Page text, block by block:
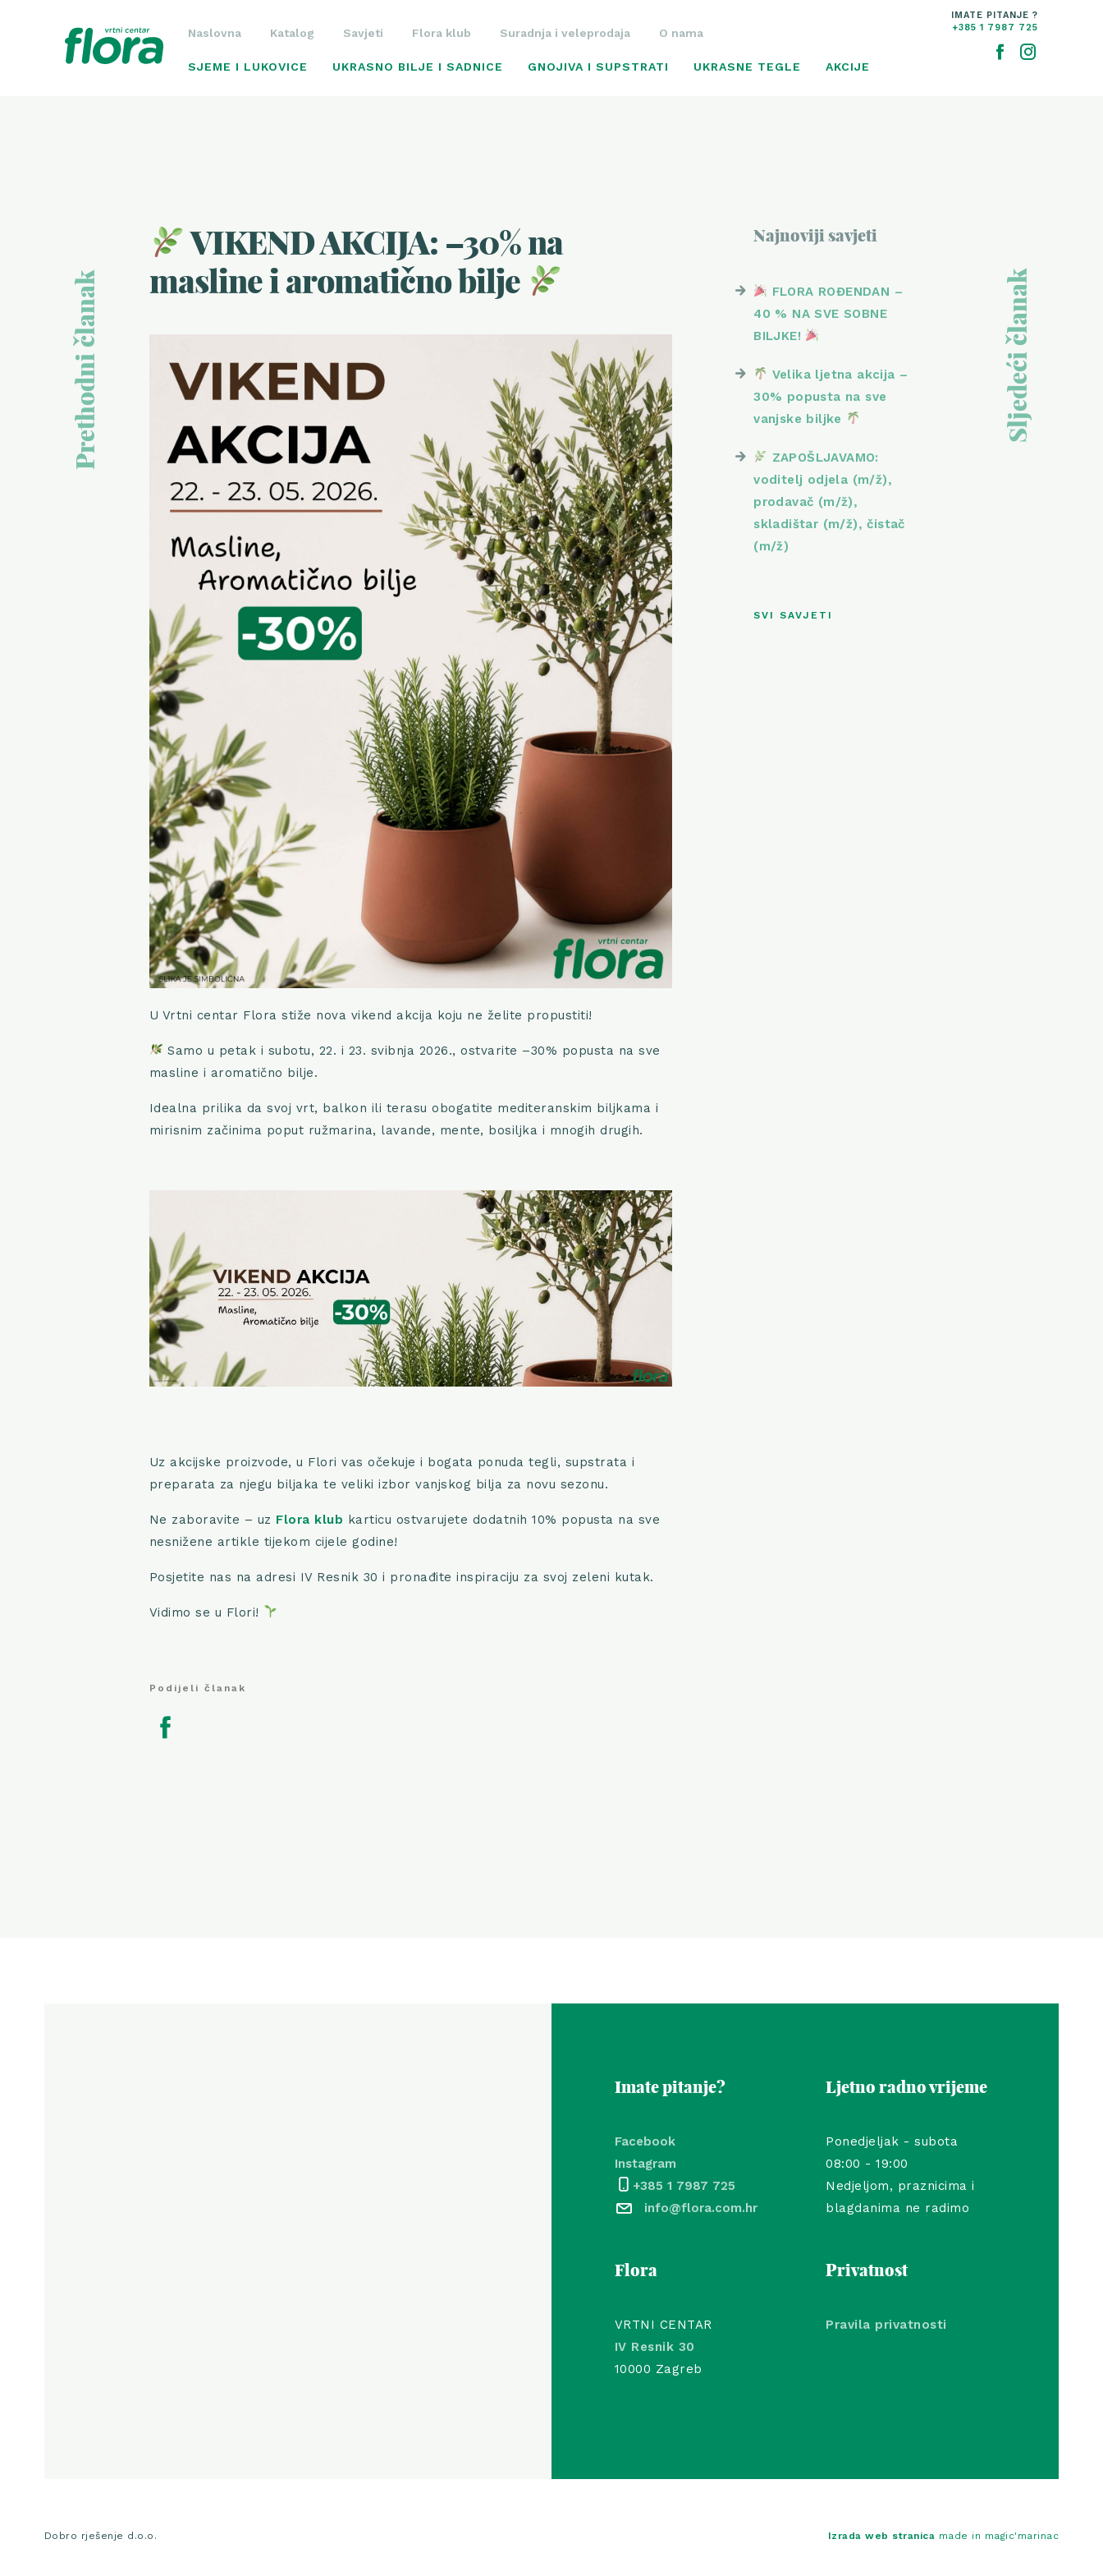
Naslovna Katalog Savjeti Flora klub Suradnja i veleprodaja O nama
SJEME I LUKOVICE UKRASNO BILJE I SADNICE GNOJIVA I SUPSTRATI UKRASNE TEGLE AKCIJE
IMATE PITANJE ?
+385 1 7987 725
VIKEND AKCIJA: –30% na
masline i aromatično bilje
U Vrtni centar Flora stiže nova vikend akcija koju ne želite propustiti!
Samo u petak i subotu, 22. i 23. svibnja 2026., ostvarite –30% popusta na sve
masline i aromatično bilje.
Idealna prilika da svoj vrt, balkon ili terasu obogatite mediteranskim biljkama i
mirisnim začinima poput ružmarina, lavande, mente, bosiljka i mnogih drugih.
Uz akcijske proizvode, u Flori vas očekuje i bogata ponuda tegli, supstrata i
preparata za njegu biljaka te veliki izbor vanjskog bilja za novu sezonu.
Ne zaboravite – uz Flora klub karticu ostvarujete dodatnih 10% popusta na sve
nesnižene artikle tijekom cijele godine!
Posjetite nas na adresi IV Resnik 30 i pronađite inspiraciju za svoj zeleni kutak.
Vidimo se u Flori!
Podijeli članak
Najnoviji savjeti
FLORA ROĐENDAN –
40 % NA SVE SOBNE
BILJKE!
Velika ljetna akcija –
30% popusta na sve
vanjske biljke
ZAPOŠLJAVAMO:
voditelj odjela (m/ž),
prodavač (m/ž),
skladištar (m/ž), čistač
(m/ž)
SVI SAVJETI
Prethodni članak Sljedeći članak
Imate pitanje?
Facebook
Instagram
+385 1 7987 725
info@flora.com.hr
Ljetno radno vrijeme
Ponedjeljak - subota
08:00 - 19:00
Nedjeljom, praznicima i
blagdanima ne radimo
Flora
VRTNI CENTAR
IV Resnik 30
10000 Zagreb
Privatnost
Pravila privatnosti
Dobro rješenje d.o.o. Izrada web stranica made in magic'marinac